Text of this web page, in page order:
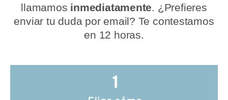
CONTACTO
llamamos inmediatamente. ¿Prefieres
enviar tu duda por email? Te contestamos
en 12 horas.